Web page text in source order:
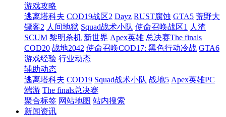
游戏攻略
逃离塔科夫 COD19战区2 Dayz RUST腐蚀 GTA5 荒野大
镖客2 人间地狱 Squad战术小队 使命召唤战区1 人渣
SCUM 黎明杀机 新世界 Apex英雄 总决赛The finals
COD20 战地2042 使命召唤COD17: 黑色行动冷战 GTA6
游戏经验 行业动态
辅助动态
逃离塔科夫 COD19 Squad战术小队 战地5 Apex英雄PC
端游 The finals总决赛
聚合标签 网站地图 站内搜索
新闻资讯